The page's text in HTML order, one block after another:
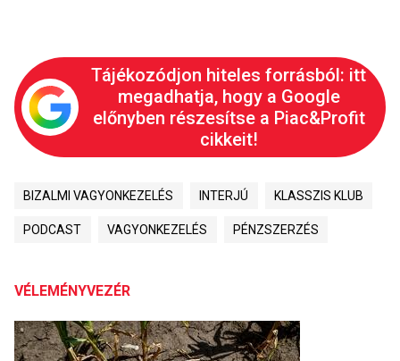
Tájékozódjon hiteles forrásból: itt
megadhatja, hogy a Google
előnyben részesítse a Piac&Profit
cikkeit!
BIZALMI VAGYONKEZELÉS INTERJÚ KLASSZIS KLUB
PODCAST VAGYONKEZELÉS PÉNZSZERZÉS
VÉLEMÉNYVEZÉR